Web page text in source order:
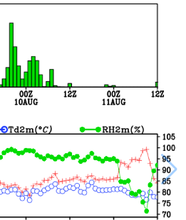
南昌 广州 福州 台北 海口